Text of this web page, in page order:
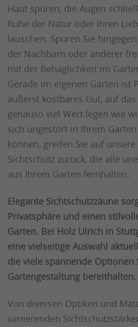
Haut spüren, die Augen
Ruhe der Natur oder Ihren
lauschen. Spüren Sie
der Nachbarn oder anderer
mit der Behaglichkeit im
Gerade im eigenen Garten ist
äußerst kostbares Gut, auf
genauso viel Wert legen wie
sich ungestört in Ihrem
können, greifen Sie auf
Sichtschutz zurück, die alle
aus Ihrem Garten fernhalten.
Elegante Sichtschutzzäune
Privatsphäre und einen
Garten. Bei Holz Ulrich in
eine vielseitige Auswahl
die viele spannende Optionen
Gartengestaltung bereithalten.
Von diversen Optiken und
variierenden